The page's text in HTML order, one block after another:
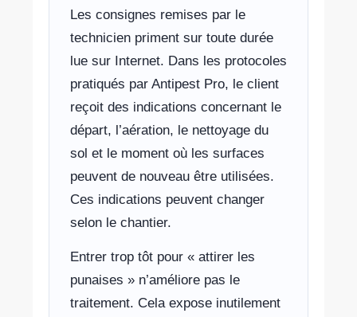
Les consignes remises par le
technicien priment sur toute durée
lue sur Internet. Dans les protocoles
pratiqués par Antipest Pro, le client
reçoit des indications concernant le
départ, l’aération, le nettoyage du
sol et le moment où les surfaces
peuvent de nouveau être utilisées.
Ces indications peuvent changer
selon le chantier.
Entrer trop tôt pour « attirer les
punaises » n’améliore pas le
traitement. Cela expose inutilement